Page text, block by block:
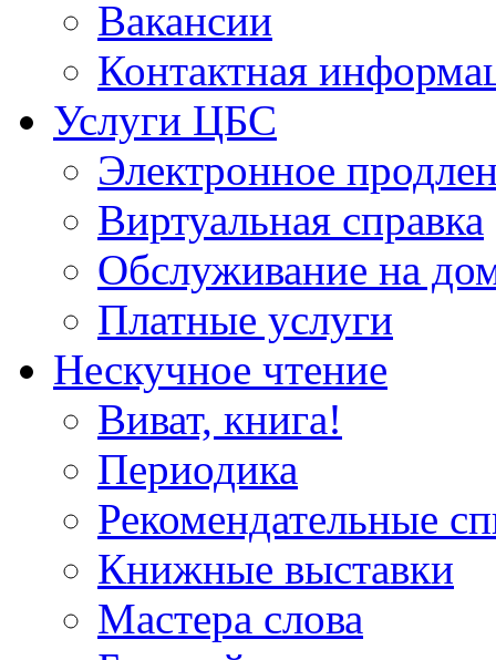
Вакансии
Контактная
Услуги ЦБС
Электронное
Виртуальная справка
Обслуживание на
Платные услуги
Нескучное чтение
Виват, книга!
Периодика
Рекомендательные
Книжные выставки
Мастера слова